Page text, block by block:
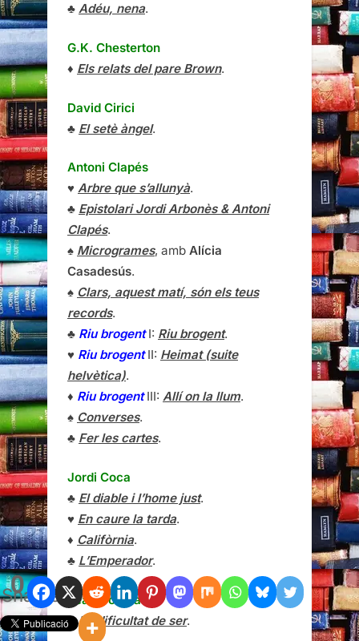
0
Shares
♣ Adéu, nena.
G.K. Chesterton
♦ Els relats del pare Brown.
David Cirici
♣ El setè àngel.
Antoni Clapés
♥ Arbre que s’allunyà.
♣ Epistolari Jordi Arbonès & Antoni
Clapés.
♠ Microgrames, amb Alícia
Casadesús.
♠ Clars, aquest matí, són els teus
records.
♣ Riu brogentI: Riu brogent.
♥ Riu brogentII: Heimat (suite
helvètica).
♦ Riu brogentIII: Allí on la llum.
♠ Converses.
♣ Fer les cartes.
Jordi Coca
♣ El diable i l’home just.
♥ En caure la tarda.
♦ Califòrnia.
♣ L’Emperador.
Jean Cocteau
♣La dificultat de ser.